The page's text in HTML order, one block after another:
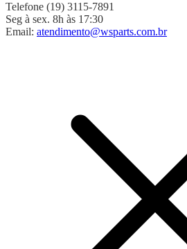
Telefone (19) 3115-7891
Seg à sex. 8h às 17:30
Email: atendimento@wsparts.com.br